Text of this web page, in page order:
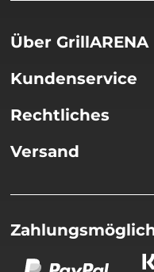
Über GrillARENA
Kundenservice
Rechtliches
Versand